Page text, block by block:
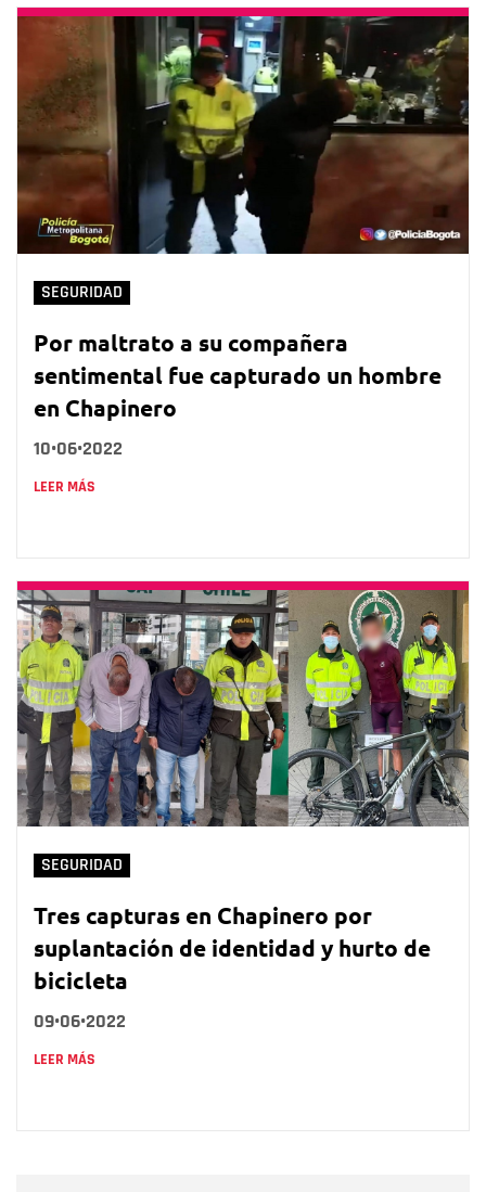
SEGURIDAD
Por maltrato a su compañera
sentimental fue capturado un hombre
en Chapinero
10•06•2022
LEER MÁS
SEGURIDAD
Tres capturas en Chapinero por
suplantación de identidad y hurto de
bicicleta
09•06•2022
LEER MÁS